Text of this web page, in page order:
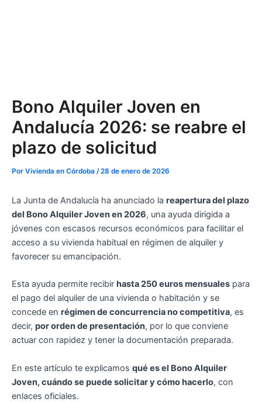
Bono Alquiler Joven en
Andalucía 2026: se reabre el
plazo de solicitud
Por Vivienda en Córdoba /28 de enero de 2026
La Junta de Andalucía ha anunciado la reapertura del plazo
del Bono Alquiler Joven en 2026, una ayuda dirigida a
jóvenes con escasos recursos económicos para facilitar el
acceso a su vivienda habitual en régimen de alquiler y
favorecer su emancipación.
Esta ayuda permite recibir hasta 250 euros mensuales para
el pago del alquiler de una vivienda o habitación y se
concede en régimen de concurrencia no competitiva, es
decir, por orden de presentación, por lo que conviene
actuar con rapidez y tener la documentación preparada.
En este artículo te explicamos qué es el Bono Alquiler
Joven, cuándo se puede solicitar y cómo hacerlo, con
enlaces oficiales.